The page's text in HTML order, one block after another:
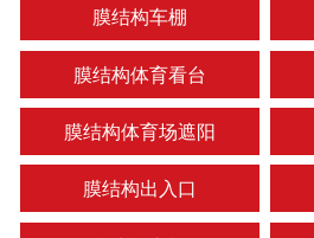
膜结构车棚
膜结构体育看台
膜结构体育场遮阳
膜结构出入口